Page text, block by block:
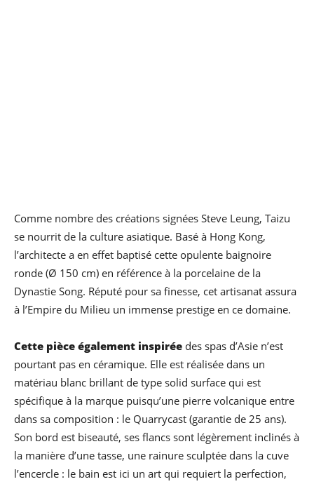
Comme nombre des créations signées Steve Leung, Taizu
se nourrit de la culture asiatique. Basé à Hong Kong,
l’architecte a en effet baptisé cette opulente baignoire
ronde (Ø 150 cm) en référence à la porcelaine de la
Dynastie Song. Réputé pour sa finesse, cet artisanat assura
à l’Empire du Milieu un immense prestige en ce domaine.
Cette pièce également inspirée des spas d’Asie n’est
pourtant pas en céramique. Elle est réalisée dans un
matériau blanc brillant de type solid surface qui est
spécifique à la marque puisqu’une pierre volcanique entre
dans sa composition : le Quarrycast (garantie de 25 ans).
Son bord est biseauté, ses flancs sont légèrement inclinés à
la manière d’une tasse, une rainure sculptée dans la cuve
l’encercle : le bain est ici un art qui requiert la perfection,